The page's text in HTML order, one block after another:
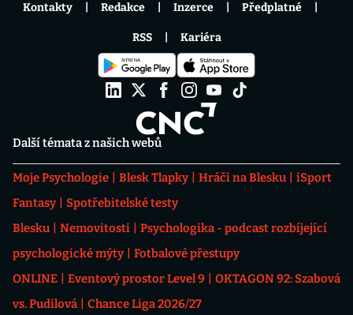
Další témata z našich webů
Moje Psychologie Blesk Tlapky Hráči na Blesku
iSport
Fantasy
Spotřebitelské testy
Blesku
Nemovitosti
Psychologika - podcast rozbíjející
psychologické mýty
Fotbalové přestupy
ONLINE
Eventový prostor Level 9
OKTAGON 92: Szabová
vs. Pudilová
Chance Liga 2026/27
Kontakty Redakce Inzerce Předplatné
RSS Kariéra